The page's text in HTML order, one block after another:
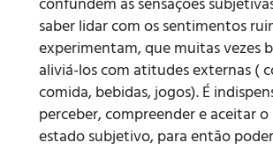
saber lidar com os sentimentos
experimentam, que muitas vezes
aliviá-los com atitudes externas (
comida, bebidas, jogos). É
perceber, compreender e aceitar
estado subjetivo, para então